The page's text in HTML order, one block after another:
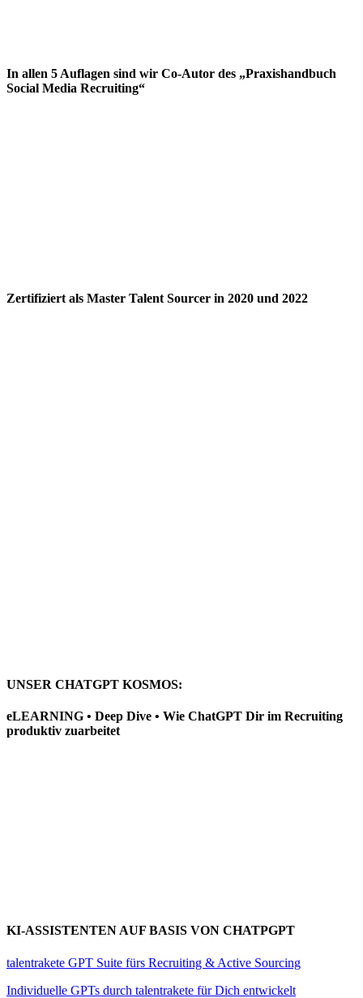
In allen 5 Auflagen sind wir Co-Autor des „Praxishandbuch
Social Media Recruiting“
Zertifiziert als Master Talent Sourcer in 2020 und 2022
UNSER CHATGPT KOSMOS:
eLEARNING • Deep Dive • Wie ChatGPT Dir im Recruiting
produktiv zuarbeitet
KI-ASSISTENTEN AUF BASIS VON CHATPGPT
talentrakete GPT Suite fürs Recruiting & Active Sourcing
Individuelle GPTs durch talentrakete für Dich entwickelt